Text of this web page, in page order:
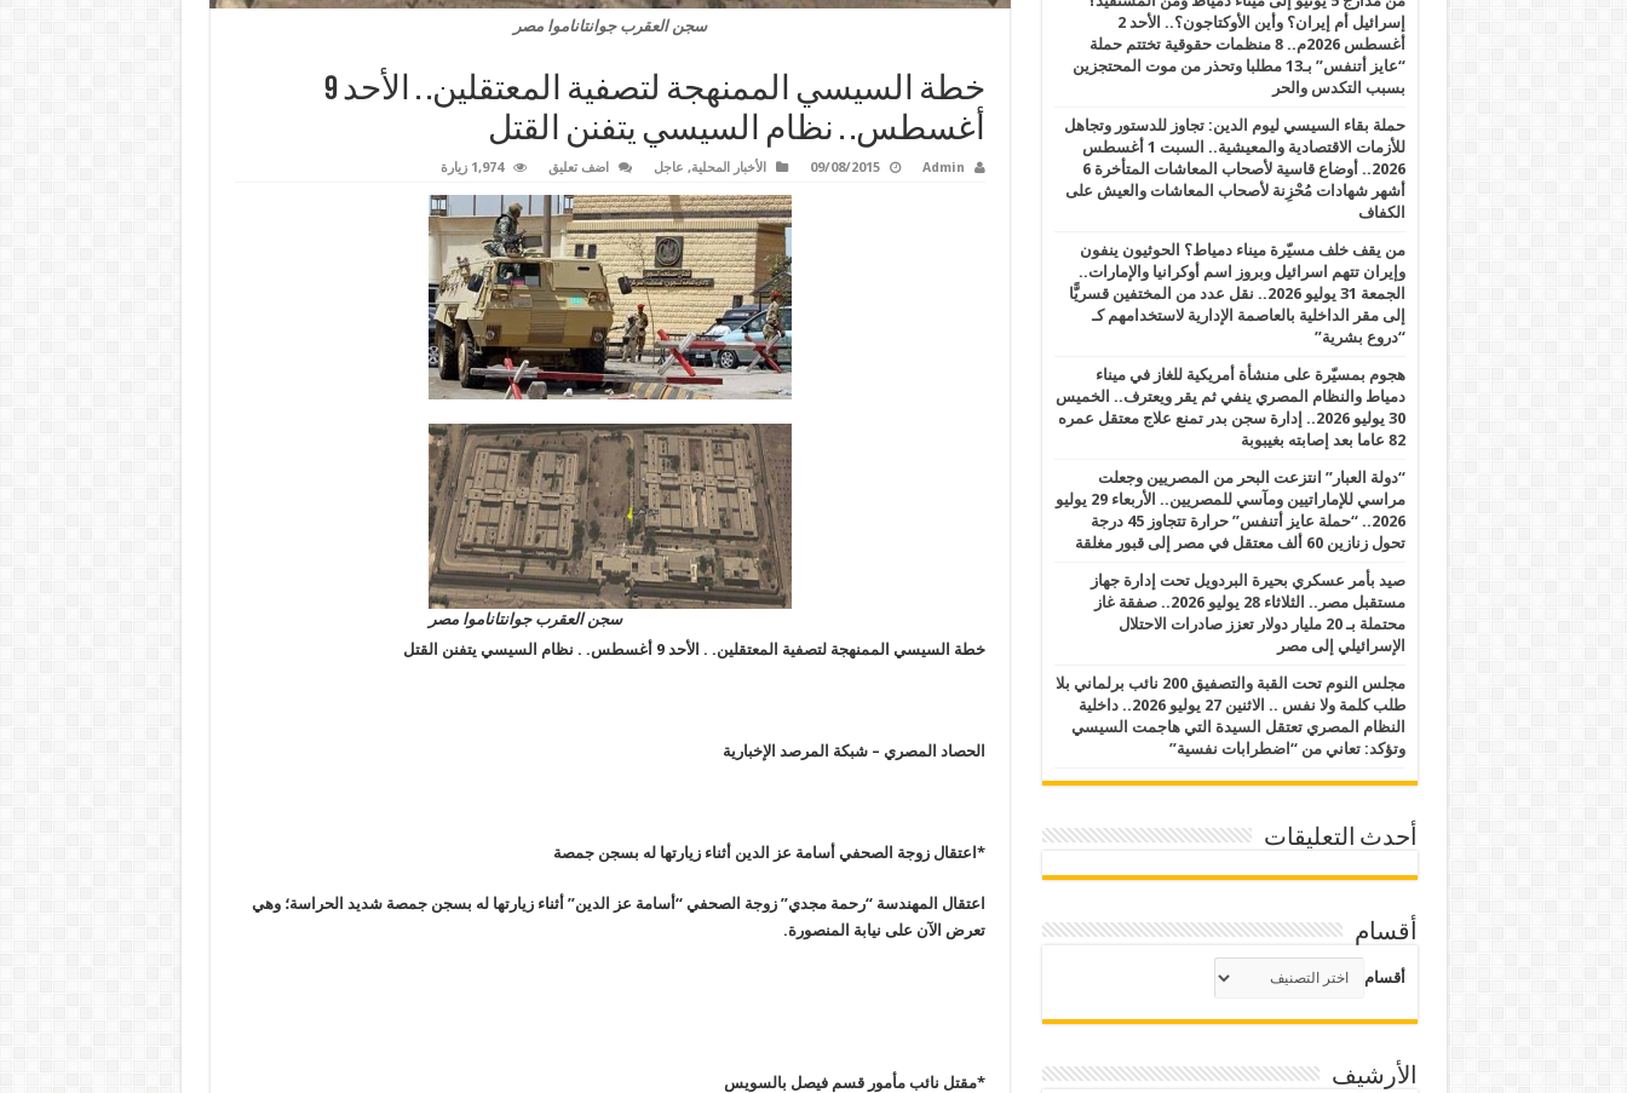
سجن العقرب جوانتاناموا مصر
خطة السيسي الممنهجة لتصفية المعتقلين. . الأحد 9
أغسطس. . نظام السيسي يتفنن القتل
Admin
09/08/2015 الأخبار المحلية, عاجل اضف تعليق 1,974 زيارة
سجن العقرب جوانتاناموا مصر
خطة السيسي الممنهجة لتصفية المعتقلين. . الأحد 9 أغسطس. . نظام السيسي يتفنن القتل
الحصاد المصري – شبكة المرصد الإخبارية
*اعتقال زوجة الصحفي أسامة عز الدين أثناء زيارتها له بسجن جمصة
اعتقال المهندسة “رحمة مجدي” زوجة الصحفي “أسامة عز الدين” أثناء زيارتها له بسجن جمصة شديد الحراسة؛ وهي
تعرض الآن على نيابة ‏المنصورة.
*مقتل نائب مأمور قسم فيصل بالسويس
إسرائيل أم إيران؟ وأين الأوكتاجون؟.. الأحد 2
أغسطس 2026م.. 8 منظمات حقوقية تختتم حملة
“عايز أتنفس” بـ13 مطلبا وتحذر من موت المحتجزين
بسبب التكدس والحر
حملة بقاء السيسي ليوم الدين: تجاوز للدستور وتجاهل
للأزمات الاقتصادية والمعيشية.. السبت 1 أغسطس
2026.. أوضاع قاسية لأصحاب المعاشات المتأخرة 6
أشهر شهادات مُحْزِنة لأصحاب المعاشات والعيش على
الكفاف
من يقف خلف مسيّرة ميناء دمياط؟ الحوثيون ينفون
وإيران تتهم اسرائيل وبروز اسم أوكرانيا والإمارات..
الجمعة 31 يوليو 2026.. نقل عدد من المختفين قسريًّا
إلى مقر الداخلية بالعاصمة الإدارية لاستخدامهم كـ
“دروع بشرية”
هجوم بمسيّرة على منشأة أمريكية للغاز في ميناء
دمياط والنظام المصري ينفي ثم يقر ويعترف.. الخميس
30 يوليو 2026.. إدارة سجن بدر تمنع علاج معتقل عمره
82 عاما بعد إصابته بغيبوبة
“دولة العبار” انتزعت البحر من المصريين وجعلت
مراسي للإماراتيين ومآسي للمصريين.. الأربعاء 29 يوليو
2026.. “حملة عايز أتنفس” حرارة تتجاوز 45 درجة
تحول زنازين 60 ألف معتقل في مصر إلى قبور مغلقة
صيد بأمر عسكري بحيرة البردويل تحت إدارة جهاز
مستقبل مصر.. الثلاثاء 28 يوليو 2026.. صفقة غاز
محتملة بـ 20 مليار دولار تعزز صادرات الاحتلال
الإسرائيلي إلى مصر
مجلس النوم تحت القبة والتصفيق 200 نائب برلماني بلا
طلب كلمة ولا نفس .. الاثنين 27 يوليو 2026.. داخلية
النظام المصري تعتقل السيدة التي هاجمت السيسي
وتؤكد: تعاني من “اضطرابات نفسية”
أحدث التعليقات
أقسام
أقسام
الأرشيف